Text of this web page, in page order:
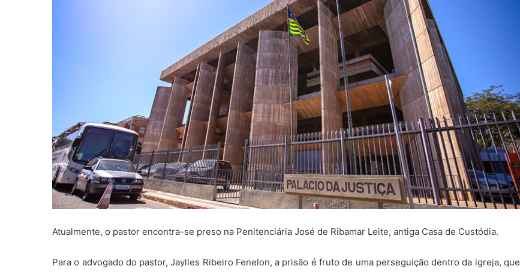
Atualmente, o pastor encontra-se preso na Penitenciária José de Ribamar Leite, antiga Casa de Custódia.
Para o advogado do pastor, Jaylles Ribeiro Fenelon, a prisão é fruto de uma perseguição dentro da igreja, que